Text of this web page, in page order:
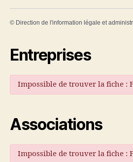
© Direction de l'information légale et
Entreprises
Impossible de trouver la fiche :
Associations
Impossible de trouver la fiche :